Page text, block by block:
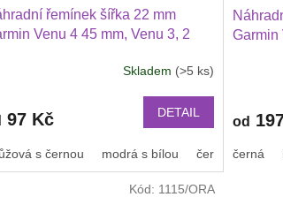
řemínek šířka 22 mm
Venu 4 45 mm, Venu 3, 2
GT 4 PRO Xiaomi GTR 47
Skladem (>5 ks)
97 Kč DETAIL
s černou modrá s bílou černá se
Garmin
od
černá
Kód: 1115/ORA